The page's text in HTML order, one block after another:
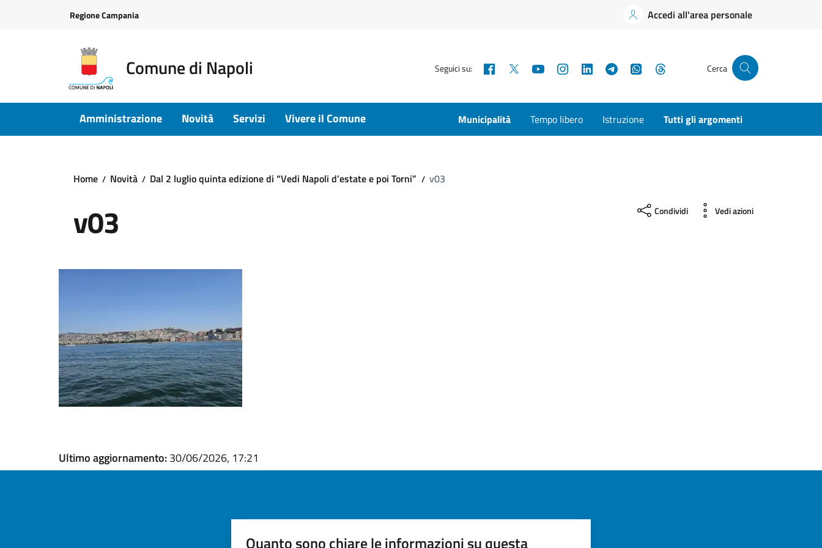
Regione Campania Accedi all'area personale
Comune di Napoli Seguici su: Facebook YouTubeInstagramLinkedInTelegramWhatsApp Cerca
Amministrazione Novità Servizi Vivere il Comune Municipalità Tempo libero Istruzione Tutti gli argomenti
Home Novità Dal 2 luglio quinta edizione di “Vedi Napoli d’estate e poi Torni” v03
v03 Condividi Vedi azioni
Ultimo aggiornamento:30/06/2026, 17:21
Quanto sono chiare le informazioni su questa